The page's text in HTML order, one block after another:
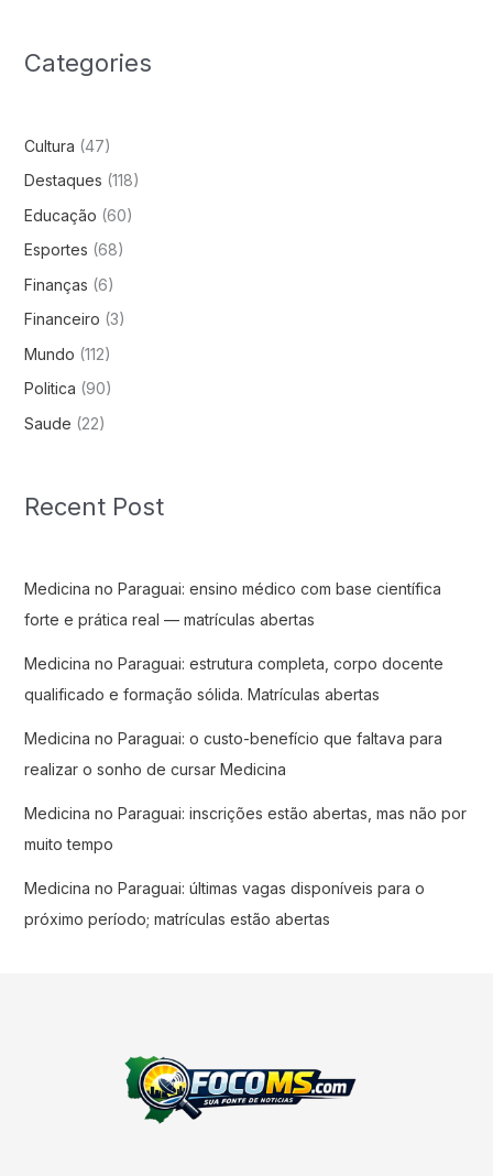
Categories
Cultura (47)
Destaques (118)
Educação (60)
Esportes (68)
Finanças (6)
Financeiro (3)
Mundo (112)
Politica (90)
Saude (22)
Recent Post
Medicina no Paraguai: ensino médico com base científica
forte e prática real — matrículas abertas
Medicina no Paraguai: estrutura completa, corpo docente
qualificado e formação sólida. Matrículas abertas
Medicina no Paraguai: o custo-benefício que faltava para
realizar o sonho de cursar Medicina
Medicina no Paraguai: inscrições estão abertas, mas não por
muito tempo
Medicina no Paraguai: últimas vagas disponíveis para o
próximo período; matrículas estão abertas